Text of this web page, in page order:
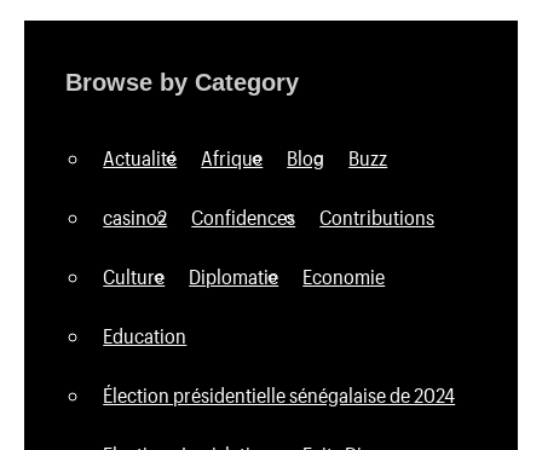
Browse by Category
Actualité Afrique Blog Buzz
casino2 Confidences Contributions
Culture Diplomatie Economie
Education
Élection présidentielle sénégalaise de 2024